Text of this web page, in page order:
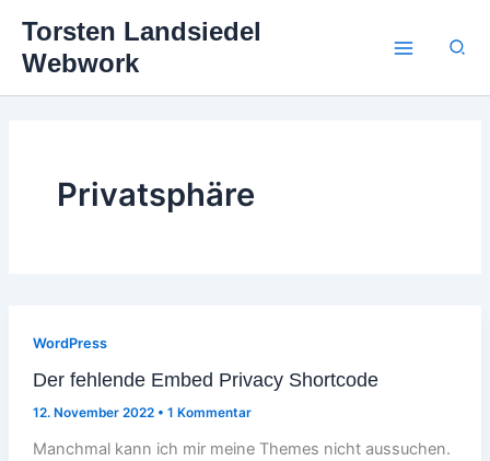
Inhalt
springen
Torsten Landsiedel
Webwork
Privatsphäre
WordPress
Der fehlende Embed Privacy Shortcode
12. November 2022 • 1 Kommentar
Manchmal kann ich mir meine Themes nicht aussuchen.